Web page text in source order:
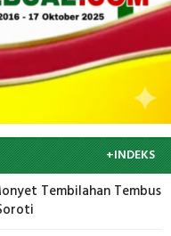
+INDEKS
Tembilahan Tembus